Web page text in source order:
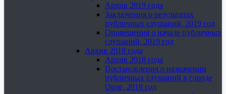
Архив 2019 года
Заключения о результатах
публичных слушаний, 2019 год
Оповещения о начале публичных
слушаний, 2019 год
Архив 2018 года
Архив 2018 года
Постановления о назначении
публичных слушаний в городе
Орле, 2018 год